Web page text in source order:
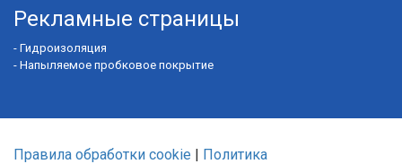
Рекламные страницы
- Гидроизоляция
- Напыляемое пробковое покрытие
Правила обработки cookie | Политика